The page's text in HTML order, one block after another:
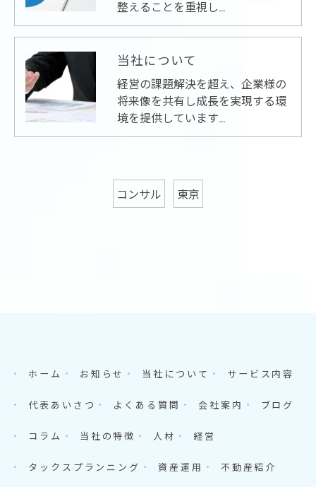
整えることを重視し…
当社について
経営の課題解決を超え、企業様の
将来像を共有し成長を実現する環
境を提供しています…
コンサル 東京
ホーム お知らせ 当社について サービス内容
代表あいさつ よくある質問 会社案内 ブログ
コラム 当社の特徴 人材 経営
タックスプランニング 資産運用 不動産紹介